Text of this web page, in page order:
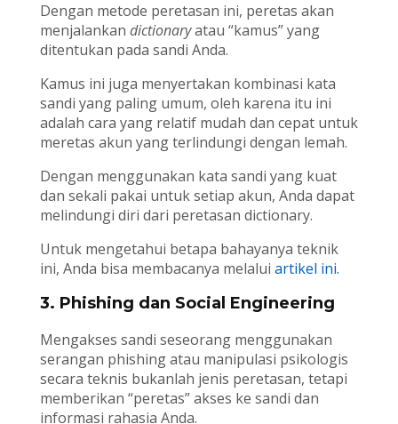
Dengan metode peretasan ini, peretas akan
menjalankan dictionaryatau “kamus” yang
ditentukan pada sandi Anda.
Kamus ini juga menyertakan kombinasi kata
sandi yang paling umum, oleh karena itu ini
adalah cara yang relatif mudah dan cepat untuk
meretas akun yang terlindungi dengan lemah.
Dengan menggunakan kata sandi yang kuat
dan sekali pakai untuk setiap akun, Anda dapat
melindungi diri dari peretasan dictionary.
Untuk mengetahui betapa bahayanya teknik
ini, Anda bisa membacanya melalui artikel ini.
3. Phishing dan Social Engineering
Mengakses sandi seseorang menggunakan
serangan phishing atau manipulasi psikologis
secara teknis bukanlah jenis peretasan, tetapi
memberikan “peretas” akses ke sandi dan
informasi rahasia Anda.